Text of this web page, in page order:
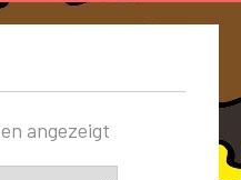
angezeigt